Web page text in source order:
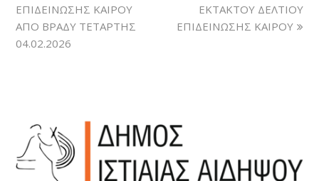
ΕΠΙΔΕΙΝΩΣΗΣ ΚΑΙΡΟΥ
ΑΠΟ ΒΡΑΔΥ ΤΕΤΑΡΤΗΣ
04.02.2026
ΕΚΤΑΚΤΟΥ ΔΕΛΤΙΟΥ
ΕΠΙΔΕΙΝΩΣΗΣ ΚΑΙΡΟΥ